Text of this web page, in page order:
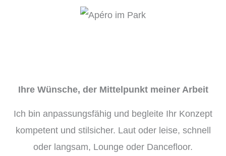
Ihre Wünsche, der Mittelpunkt meiner Arbeit
Ich bin anpassungsfähig und begleite Ihr Konzept
kompetent und stilsicher. Laut oder leise, schnell
oder langsam, Lounge oder Dancefloor.